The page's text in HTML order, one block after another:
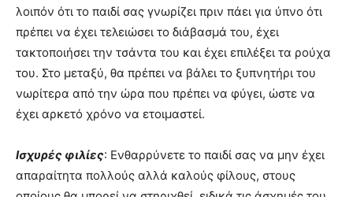
λοιπόν ότι το παιδί σας γνωρίζει πριν πάει για ύπνο ότι
πρέπει να έχει τελειώσει το διάβασμά του, έχει
τακτοποιήσει την τσάντα του και έχει επιλέξει τα ρούχα
του. Στο μεταξύ, θα πρέπει να βάλει το ξυπνητήρι του
νωρίτερα από την ώρα που πρέπει να φύγει, ώστε να
έχει αρκετό χρόνο να ετοιμαστεί.
Ισχυρές φιλίες: Ενθαρρύνετε το παιδί σας να μην έχει
απαραίτητα πολλούς αλλά καλούς φίλους, στους